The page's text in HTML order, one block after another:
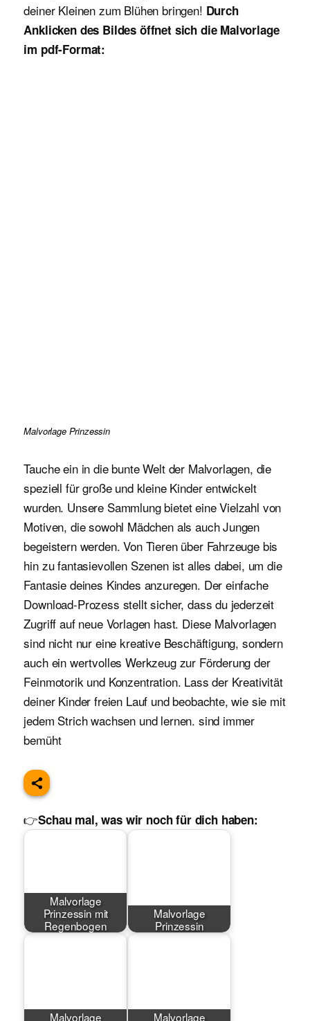
deiner Kleinen zum Blühen bringen! Durch
Anklicken des Bildes öffnet sich die Malvorlage
im pdf-Format:
Malvorlage Prinzessin
Tauche ein in die bunte Welt der Malvorlagen, die
speziell für große und kleine Kinder entwickelt
wurden. Unsere Sammlung bietet eine Vielzahl von
Motiven, die sowohl Mädchen als auch Jungen
begeistern werden. Von Tieren über Fahrzeuge bis
hin zu fantasievollen Szenen ist alles dabei, um die
Fantasie deines Kindes anzuregen. Der einfache
Download-Prozess stellt sicher, dass du jederzeit
Zugriff auf neue Vorlagen hast. Diese Malvorlagen
sind nicht nur eine kreative Beschäftigung, sondern
auch ein wertvolles Werkzeug zur Förderung der
Feinmotorik und Konzentration. Lass der Kreativität
deiner Kinder freien Lauf und beobachte, wie sie mit
jedem Strich wachsen und lernen. sind immer
bemüht
👉Schau mal, was wir noch für dich haben:
Malvorlage
Prinzessin mit
Regenbogen
Malvorlage
Prinzessin
Malvorlage Malvorlage